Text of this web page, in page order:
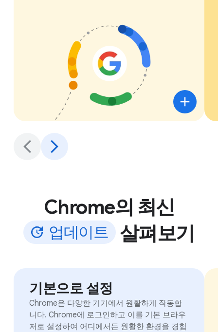
Chrome의 최신
업데이트 살펴보기
기본으로 설정
Chrome은 다양한 기기에서 원활하게 작동합
니다. Chrome에 로그인하고 이를 기본 브라우
저로 설정하여 어디에서든 원활한 환경을 경험